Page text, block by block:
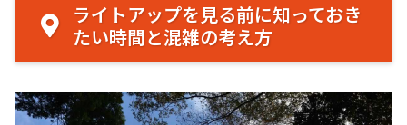
ライトアップを見る前に知っておき
たい時間と混雑の考え方